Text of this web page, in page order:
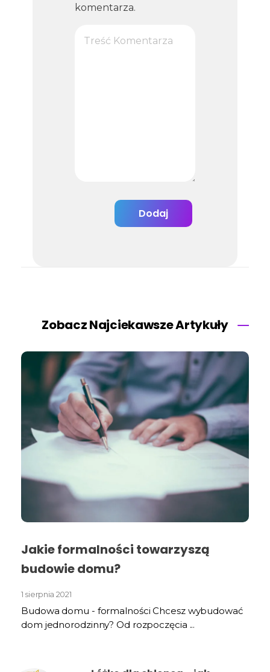
komentarza.
Zobacz Najciekawsze Artykuły
Jakie formalności towarzyszą
budowie domu?
1 sierpnia 2021
Budowa domu - formalności Chcesz wybudować
dom jednorodzinny? Od rozpoczęcia ...